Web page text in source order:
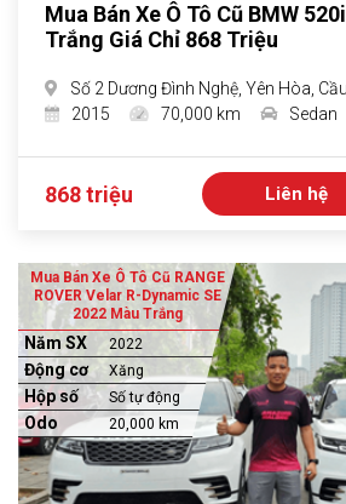
Mua Bán Xe Ô Tô Cũ BMW
Trắng Giá Chỉ 868 Triệu
Số 2 Dương Đình Nghệ, Yên Hòa,
2015
70,000 km Sedan
868 triệu Liên hệ
Mua Bán Xe Ô Tô Cũ RANGE
ROVER Velar R-Dynamic SE
2022 Màu Trắng
Năm SX 2022
Động cơ Xăng
Hộp số Số tự động
Odo 20,000 km